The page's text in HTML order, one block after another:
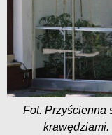
Fot. Przyścienna
krawędziami.